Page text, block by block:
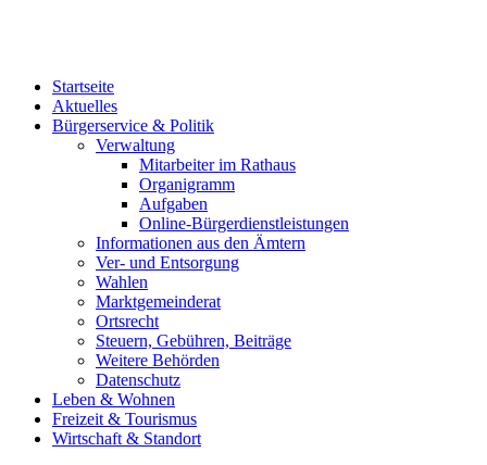
Startseite
Aktuelles
Bürgerservice & Politik
Verwaltung
Mitarbeiter im Rathaus
Organigramm
Aufgaben
Online-Bürgerdienstleistungen
Informationen aus den Ämtern
Ver- und Entsorgung
Wahlen
Marktgemeinderat
Ortsrecht
Steuern, Gebühren, Beiträge
Weitere Behörden
Datenschutz
Leben & Wohnen
Freizeit & Tourismus
Wirtschaft & Standort